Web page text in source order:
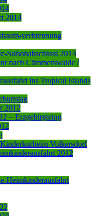
2014
verbrennung
Saisonabschluss 2013
nach Cämmerswalde /
ins Tropical Islands
2012
– Erzgebirgsring
Volkersdorf
2012
Heimkinderausfahrt